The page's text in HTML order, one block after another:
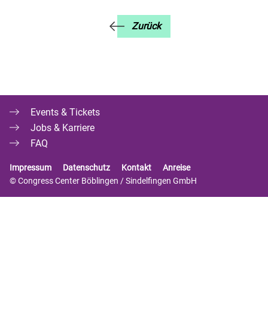
Zurück
Events & Tickets
Jobs & Karriere
FAQ
Impressum Datenschutz Kontakt
Anreise
© Congress Center Böblingen / Sindelfingen GmbH